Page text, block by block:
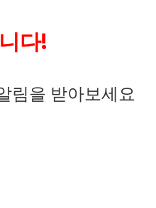
다!
림을 받아보세요